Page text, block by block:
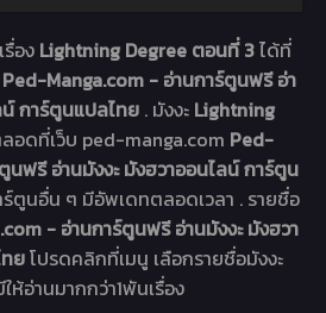
อง Lightning Degree ตอนที่ 3ได้ที่
Ped-Manga.com - อ่านการ์ตูนฟรี อ่า
น์ การ์ตูนแปลไทย . มังงะ Lightning
อดที่เว็บ ped-manga.com Ped-
นฟรี อ่านมังงะ มังฮวาออนไลน์ การ์ตูน
ร์ตูนอื่น ๆ มีอัพเดทตลอดเวลา . รายชื่อ
- อ่านการ์ตูนฟรี อ่านมังงะ มังฮวา
ยโปรดคลิกที่เมนู เลือกรายชื่อมังงะ
ห้อ่านมากกว่า1พันเรื่อง